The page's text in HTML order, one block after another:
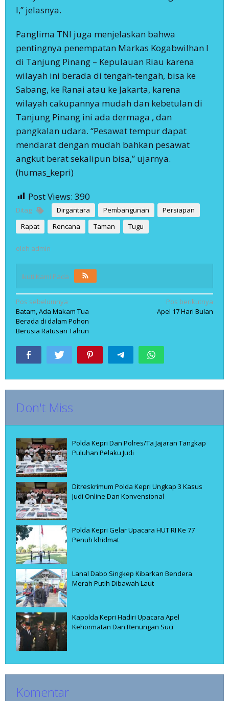
I,” jelasnya.
Panglima TNI juga menjelaskan bahwa
pentingnya penempatan Markas Kogabwilhan I
di Tanjung Pinang – Kepulauan Riau karena
wilayah ini berada di tengah-tengah, bisa ke
Sabang, ke Ranai atau ke Jakarta, karena
wilayah cakupannya mudah dan kebetulan di
Tanjung Pinang ini ada dermaga , dan
pangkalan udara. “Pesawat tempur dapat
mendarat dengan mudah bahkan pesawat
angkut berat sekalipun bisa,” ujarnya.
(humas_kepri)
Post Views: 390
Ditag Dirgantara Pembangunan
Persiapan
Rapat
Rencana Taman Tugu
oleh admin
Ikuti Kami Pada
Navigasi
pos
Pos sebelumnya
Batam, Ada Makam Tua
Berada di dalam Pohon
Berusia Ratusan Tahun
Pos berikutnya
Apel 17 Hari Bulan
Don't Miss
Polda Kepri Dan Polres/Ta Jajaran Tangkap
Puluhan Pelaku Judi
Ditreskrimum Polda Kepri Ungkap 3 Kasus
Judi Online Dan Konvensional
Polda Kepri Gelar Upacara HUT RI Ke 77
Penuh khidmat
Lanal Dabo Singkep Kibarkan Bendera
Merah Putih Dibawah Laut
Kapolda Kepri Hadiri Upacara Apel
Kehormatan Dan Renungan Suci
Komentar